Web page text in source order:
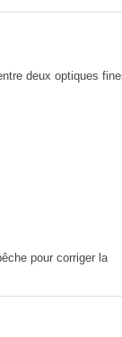
deux optiques
pour corriger la